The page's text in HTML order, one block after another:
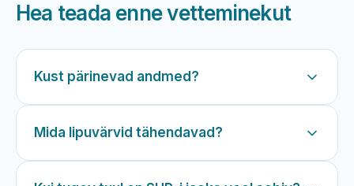
Hea teada enne vetteminekut
Kust pärinevad andmed?
Mida lipuvärvid tähendavad?